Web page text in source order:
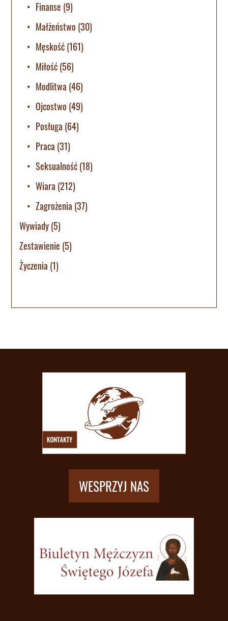
Finanse (9)
Małżeństwo (30)
Męskość(161)
Miłość(56)
Modlitwa (46)
Ojcostwo (49)
Posługa (64)
Praca (31)
Seksualność(18)
Wiara (212)
Zagrożenia (37)
Wywiady(5)
Zestawienie (5)
Życzenia (1)
WESPRZYJ NAS